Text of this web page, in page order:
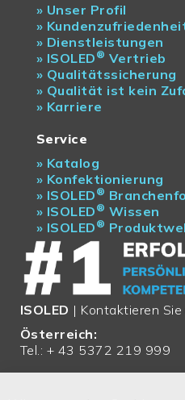
» Unser Profil
»
» Dienstleistungen
» ISOLED ® Vertrieb
» Qualitätssicherung
» Qualität ist kein
» Karriere
Service
» Katalog
» Konfektionierung
» ISOLED ®
» ISOLED ® Wissen
» ISOLED ®
ISOLED | Kontaktieren Sie
Österreich:
Tel.: + 43 5372 219 999